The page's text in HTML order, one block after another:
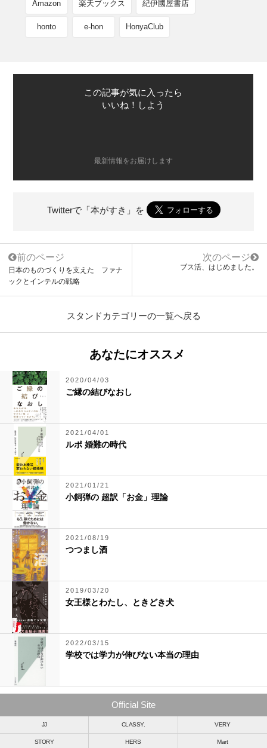
Amazon 楽天ブックス 紀伊國屋書店
honto e-hon HonyaClub
この記事が気に入ったら
いいね！しよう
最新情報をお届けします
Twitterで「本がすき」を
前のページ
日本のものづくりを支えた ファナ
ックとインテルの戦略
次のページ
ブス活、はじめました。
スタンドカテゴリーの一覧へ戻る
あなたにオススメ
2020/04/03
ご縁の結びなおし
2021/04/01
ルポ 婚難の時代
2021/01/21
小飼弾の 超訳「お金」理論
2021/08/19
つつまし酒
2019/03/20
女王様とわたし、ときどき犬
2022/03/15
学校では学力が伸びない本当の理由
Official Site
JJ CLASSY. VERY
STORY HERS Mart